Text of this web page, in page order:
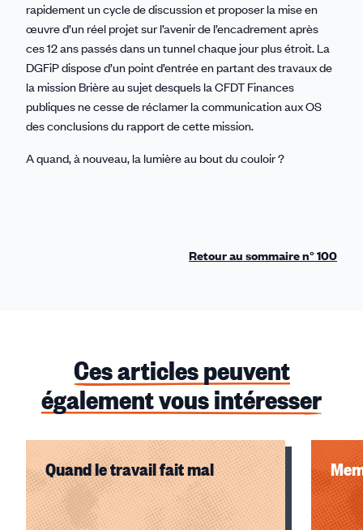
rapidement un cycle de discussion et proposer la mise en
œuvre d’un réel projet sur l’avenir de l’encadrement après
ces 12 ans passés dans un tunnel chaque jour plus étroit. La
DGFiP dispose d’un point d’entrée en partant des travaux de
la mission Brière au sujet desquels la CFDT Finances
publiques ne cesse de réclamer la communication aux OS
des conclusions du rapport de cette mission.
A quand, à nouveau, la lumière au bout du couloir ?
Retour au sommaire n° 100
Ces articles peuvent
également vous intéresser
Quand le travail fait mal